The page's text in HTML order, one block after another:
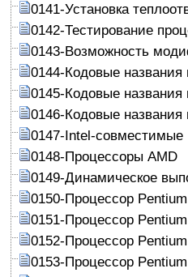
0141-Установка
0142-Тестирование
0143-Возможность
0144-Кодовые названия
0145-Кодовые
0146-Кодовые
0147-Intel-совместимые
0148-Процессоры AMD
0149-Динамическое
0150-Процессор
0151-Процессор
0152-Процессор
0153-Процессор